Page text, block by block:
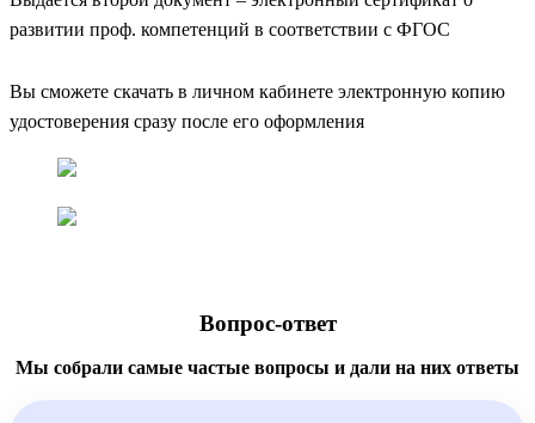
развитии проф. компетенций в соответствии с ФГОС
Вы сможете скачать в личном кабинете электронную копию
удостоверения сразу после его оформления
Вопрос-ответ
Мы собрали самые частые вопросы и дали на них ответы